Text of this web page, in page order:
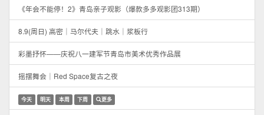
《年会不能停！2》青岛亲子观影（爆款多多观影团313期）
8.9(周日) 高密｜马尔代夫｜跳水｜浆板行
彩墨抒怀——庆祝八一建军节青岛市美术优秀作品展
摇摆舞会｜Red Space复古之夜
今天 明天 本周 下周 更多